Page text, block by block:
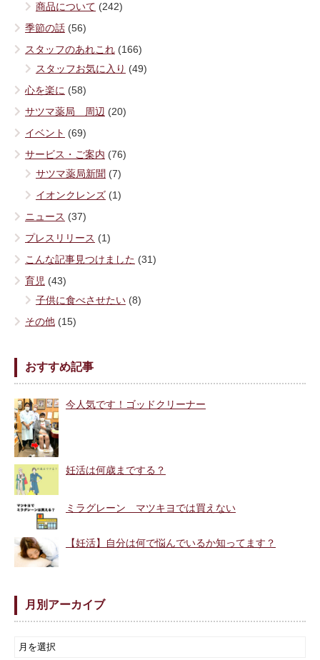
商品について (242)
季節の話 (56)
スタッフのあれこれ (166)
スタッフお気に入り (49)
心を楽に (58)
サツマ薬局 周辺 (20)
イベント (69)
サービス・ご案内 (76)
サツマ薬局新聞 (7)
イオンクレンズ (1)
ニュース (37)
プレスリリース (1)
こんな記事見つけました (31)
育児 (43)
子供に食べさせたい (8)
その他 (15)
おすすめ記事
今人気です！ゴッドクリーナー
妊活は何歳までする？
ミラグレーン マツキヨでは買えない
【妊活】自分は何で悩んでいるか知ってます？
月別アーカイブ